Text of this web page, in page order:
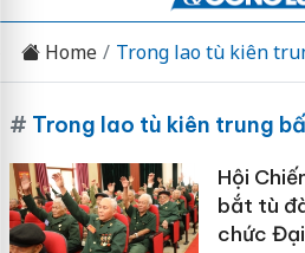
Home Trong lao tù kiên
# Trong lao tù kiên trung
Hội
bắt tù
chức